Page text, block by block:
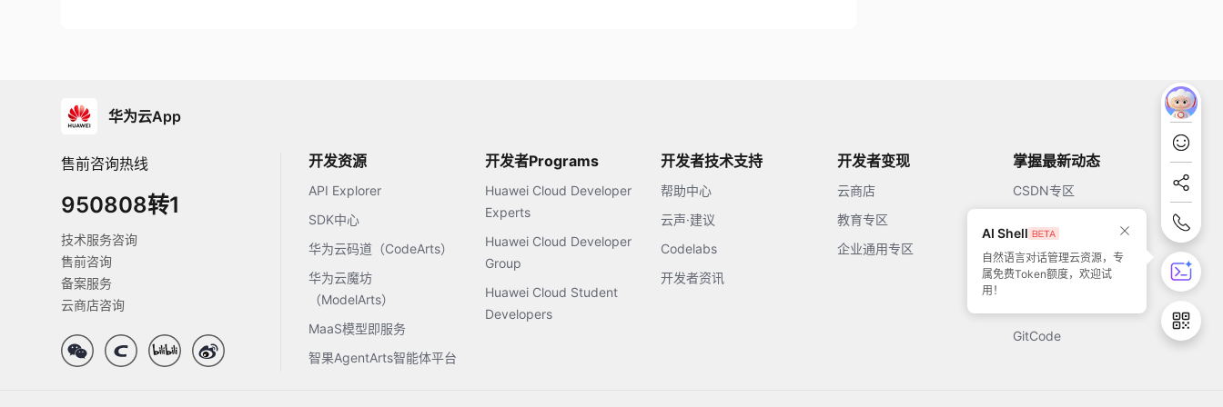
AI Shell
自然语言对话管理云资源，专
属免费Token额度，欢迎试
用！
华为云App
售前咨询热线
950808转1
技术服务咨询
售前咨询
备案服务
云商店咨询
开发资源
API Explorer
SDK中心
华为云码道（CodeArts）
华为云魔坊
（ModelArts）
MaaS模型即服务
智果AgentArts智能体平台
开发者Programs
Huawei Cloud Developer
Experts
Huawei Cloud Developer
Group
Huawei Cloud Student
Developers
开发者技术支持
帮助中心
云声·建议
Codelabs
开发者资讯
开发者变现
云商店
教育专区
企业通用专区
掌握最新动态
CSDN专区
开源中国
51CTO
GitCode